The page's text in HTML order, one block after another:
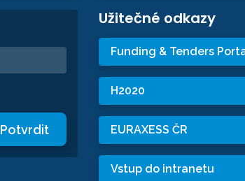
Potvrdit
Užitečné odkazy
Funding & Tenders
H2020
EURAXESS ČR
Vstup do intranetu